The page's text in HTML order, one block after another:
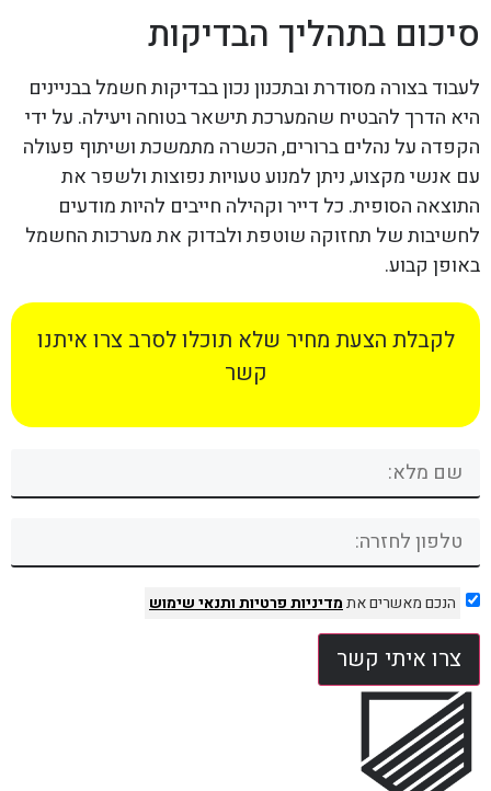
סיכום בתהליך הבדיקות
לעבוד בצורה מסודרת ובתכנון נכון בבדיקות חשמל בבניינים
היא הדרך להבטיח שהמערכת תישאר בטוחה ויעילה. על ידי
הקפדה על נהלים ברורים, הכשרה מתמשכת ושיתוף פעולה
עם אנשי מקצוע, ניתן למנוע טעויות נפוצות ולשפר את
התוצאה הסופית. כל דייר וקהילה חייבים להיות מודעים
לחשיבות של תחזוקה שוטפת ולבדוק את מערכות החשמל
באופן קבוע.
לקבלת הצעת מחיר שלא תוכלו לסרב צרו איתנו
קשר
הנכם מאשרים אתמדיניות פרטיותותנאי שימוש
צרו איתי קשר